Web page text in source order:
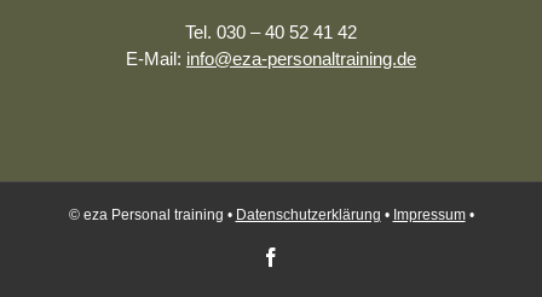
Tel. 030 – 40 52 41 42
E-Mail: info@eza-personaltraining.de
© eza Personal training • Datenschutzerklärung • Impressum•